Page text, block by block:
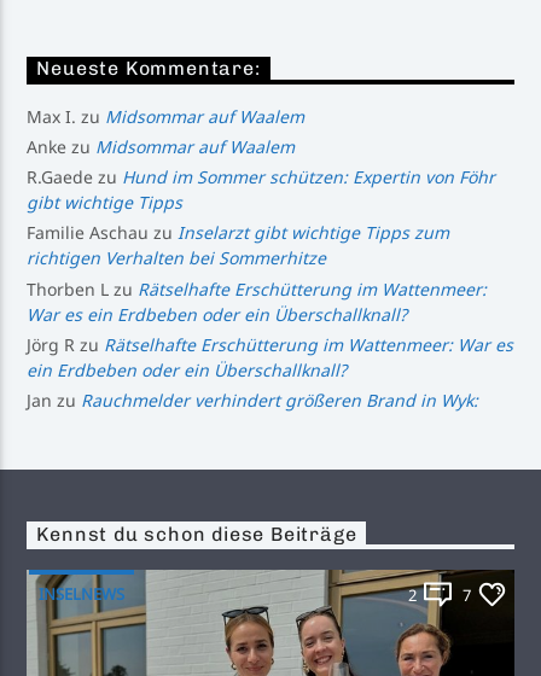
Neueste Kommentare:
Max I. zu Midsommar auf Waalem
Anke zu Midsommar auf Waalem
R.Gaede zu Hund im Sommer schützen: Expertin von Föhr
gibt wichtige Tipps
Familie Aschau zuInselarzt gibt wichtige Tipps zum
richtigen Verhalten bei Sommerhitze
Thorben L zu Rätselhafte Erschütterung im Wattenmeer:
War es ein Erdbeben oder ein Überschallknall?
Jörg R zu Rätselhafte Erschütterung im Wattenmeer: War es
ein Erdbeben oder ein Überschallknall?
Jan zu Rauchmelder verhindert größeren Brand in Wyk:
Kennst du schon diese Beiträge
INSELNEWS 2 7